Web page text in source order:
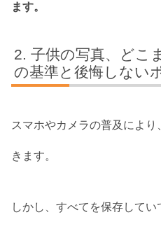
ます。
子供の写真、どこ
の基準と後悔しない
スマホやカメラの普及によ
きます。
しかし、すべてを保存して